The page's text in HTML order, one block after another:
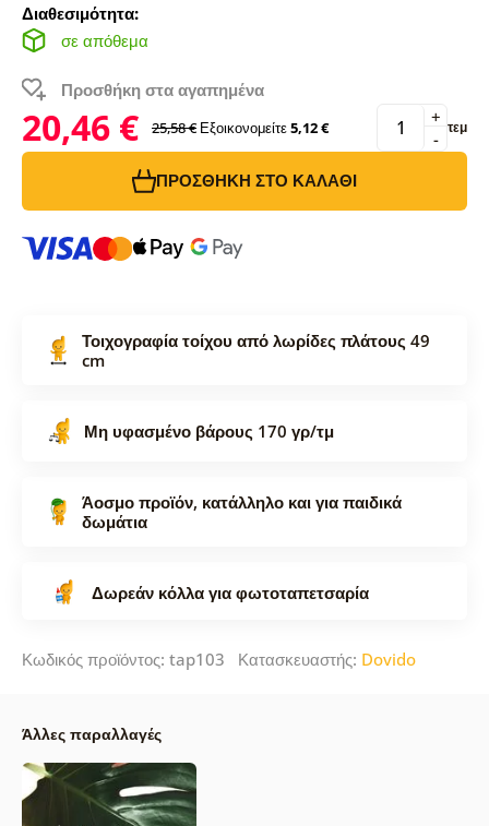
Διαθεσιμότητα:
σε απόθεμα
Προσθήκη στα αγαπημένα
20,46 € 25,58 € Εξοικονομείτε5,12 € -
+ τεμ
ΠΡΟΣΘΉΚΗ ΣΤΟ ΚΑΛΆΘΙ
Τοιχογραφία τοίχου από λωρίδες πλάτους 49
cm
Μη υφασμένο βάρους 170 γρ/τμ
Άοσμο προϊόν, κατάλληλο και για παιδικά
δωμάτια
Δωρεάν κόλλα για φωτοταπετσαρία
Κωδικός προϊόντος: tap103 Κατασκευαστής: Dovido
Άλλες παραλλαγές